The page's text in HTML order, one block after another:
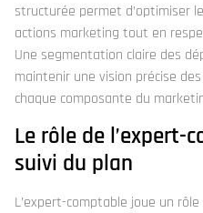
structurée permet d’optimiser
actions marketing tout en
Une segmentation claire des
maintenir une vision précise
chaque composante du
Le rôle de l’expert-
suivi du plan
L’expert-comptable joue un